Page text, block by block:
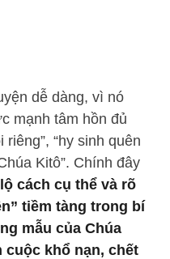
dễ dàng, vì nó
mạnh tâm hồn đủ
“hy sinh quên
Kitô”. Chính đây
cách cụ thể và rõ
tiềm tàng trong bí
mẫu của Chúa
cuộc khổ nạn, chết